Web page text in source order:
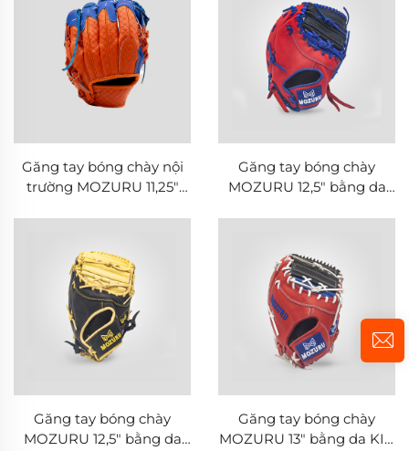
Găng tay bóng chày nội
trường MOZURU 11,25"
Găng tay bóng chày
MOZURU 12,5" bằng da
Găng tay bóng chày
MOZURU 12,5" bằng da
Găng tay bóng chày
MOZURU 13" bằng da KIP